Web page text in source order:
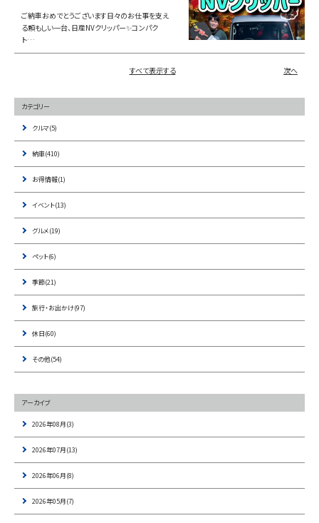
ご納車おめでとうございます日々のお仕事を支え
る頼もしい一台、日産NVクリッパー✨コンパク
ト…
すべて表示する 次へ
カテゴリー
クルマ(5)
納車(410)
お得情報(1)
イベント(13)
グルメ(19)
ペット(6)
季節(21)
旅行・お出かけ(97)
休日(60)
その他(54)
アーカイブ
2026年08月(3)
2026年07月(13)
2026年06月(8)
2026年05月(7)